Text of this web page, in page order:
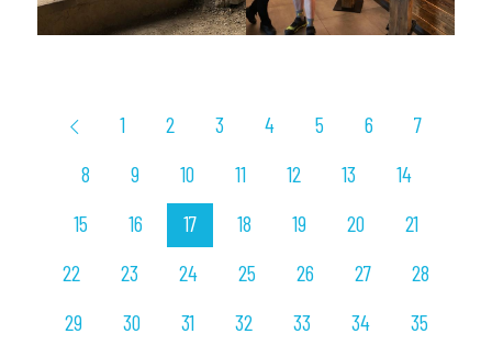
1 2 3 4 5 6
7
8
9 10 11 12 13
14
15
16 17 18 19 20
21
22
23 24 25 26 27
28
29
30 31 32 33 34
35